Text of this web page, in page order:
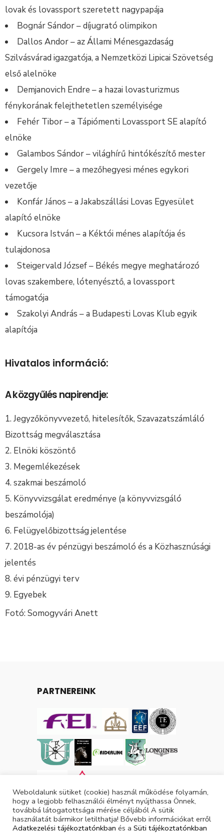
lovak és lovassport szeretett nagypapája
Bognár Sándor – díjugrató olimpikon
Dallos Andor – az Állami Ménesgazdaság
Szilvásvárad igazgatója, a Nemzetközi Lipicai Szövetség
első alelnöke
Demjanovich Endre – a hazai lovasturizmus
fénykorának felejthetetlen személyisége
Fehér Tibor – a Tápiómenti Lovassport SE alapító
elnöke
Galambos Sándor – világhírű hintókészítő mester
Gergely Imre – a mezőhegyesi ménes egykori
vezetője
Konfár János – a Jakabszállási Lovas Egyesület
alapító elnöke
Kucsora István – a Kéktói ménes alapítója és
tulajdonosa
Steigervald József – Békés megye meghatározó
lovas szakembere, lótenyésztő, a lovassport
támogatója
Szakolyi András – a Budapesti Lovas Klub egyik
alapítója
Hivatalos információ:
A közgyűlés napirendje:
Jegyzőkönyvvezető, hitelesítők, Szavazatszámláló
Bizottság megválasztása
Elnöki köszöntő
Megemlékezések
szakmai beszámoló
Könyvvizsgálat eredménye (a könyvvizsgáló
beszámolója)
Felügyelőbizottság jelentése
2018-as év pénzügyi beszámoló és a Közhasznúsági
jelentés
évi pénzügyi terv
Egyebek
Fotó: Somogyvári Anett
PARTNEREINK
Weboldalunk sütiket (cookie) használ működése folyamán,
hogy a legjobb felhasználói élményt nyújthassa Önnek,
továbbá látogatottsága mérése céljából A sütik
használatát bármikor letilthatja! Bővebb információkat erről
Adatkezelési tájékoztatónkban és a Süti tájékoztatónkban